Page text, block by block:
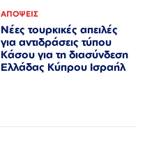
ΑΠΟΨΕΙΣ
Νέες τουρκικές απειλές
για αντιδράσεις τύπου
Κάσου για τη διασύνδεση
Ελλάδας Κύπρου Ισραήλ